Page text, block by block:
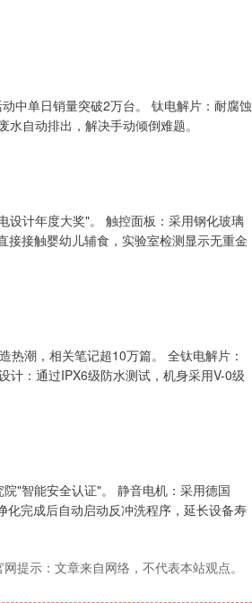
中单日销量突破2万台。 钛电解片：耐腐蚀
自动排出，解决手动倾倒难题。
设计年度大奖"。 触控面板：采用钢化玻璃
接接触婴幼儿辅食，实验室检测显示无重金
潮，相关笔记超10万篇。 全钛电解片：
计：通过IPX6级防水测试，机身采用V-0级
"智能安全认证"。 静音电机：采用德国
化完成后自动启动反冲洗程序，延长设备寿
提示：文章来自网络，不代表本站观点。